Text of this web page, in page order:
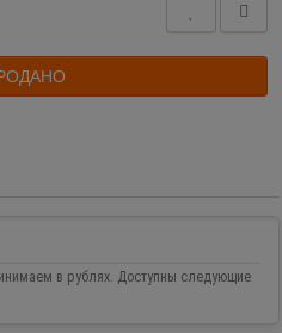
в рублях. Доступны следующие